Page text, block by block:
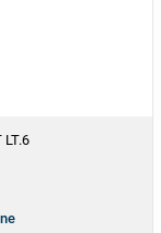
LT.6